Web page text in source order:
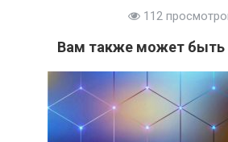
112
Вам также может быть